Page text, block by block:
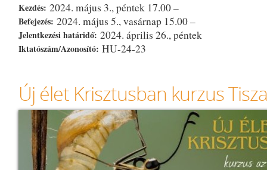
Kezdés: 2024. május 3., péntek 17.00 –
Befejezés: 2024. május 5., vasárnap 15.00 –
Jelentkezési határidő: 2024. április 26., péntek
Iktatószám/Azonosító: HU-24-23
Új élet Krisztusban kurzus